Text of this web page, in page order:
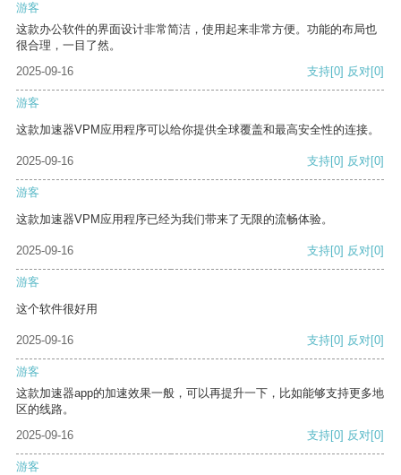
游客
这款办公软件的界面设计非常简洁，使用起来非常方便。功能的布局也
很合理，一目了然。
2025-09-16
支持[0] 反对[0]
游客
这款加速器VPM应用程序可以给你提供全球覆盖和最高安全性的连接。
2025-09-16 支持[0] 反对[0]
游客
这款加速器VPM应用程序已经为我们带来了无限的流畅体验。
2025-09-16 支持[0] 反对[0]
游客
这个软件很好用
2025-09-16 支持[0] 反对[0]
游客
这款加速器app的加速效果一般，可以再提升一下，比如能够支持更多地
区的线路。
2025-09-16
支持[0] 反对[0]
游客